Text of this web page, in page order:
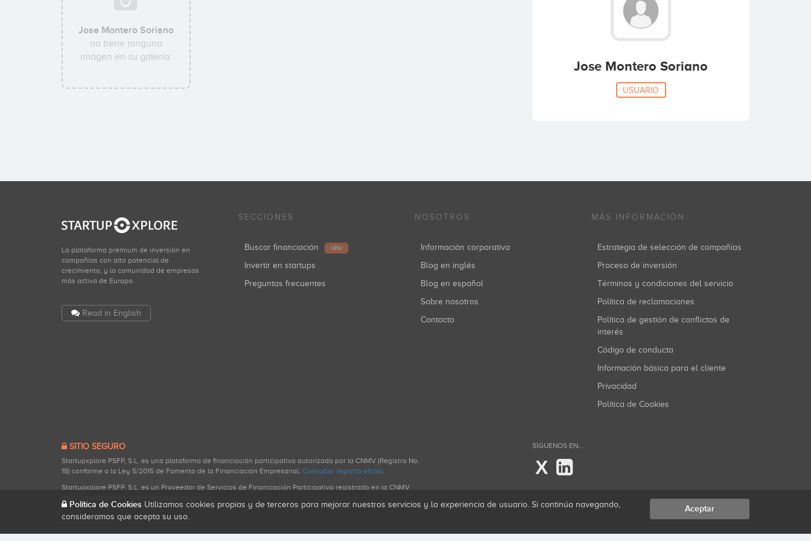
Jose Montero Soriano
no tiene ninguna
imágen en su galería.
Jose Montero Soriano
USUARIO
La plataforma premium de inversión en
compañías con alto potencial de
crecimiento, y la comunidad de empresas
más activa de Europa.
Read in English
SECCIONES
Buscar financiación NEW
Invertir en startups
Preguntas frecuentes
NOSOTROS
Información corporativa
Blog en inglés
Blog en español
Sobre nosotros
Contacto
MÁS INFORMACIÓN
Estrategia de selección de compañías
Proceso de inversión
Términos y condiciones del servicio
Política de reclamaciones
Política de gestión de conflictos de
interés
Código de conducta
Información básica para el cliente
Privacidad
Política de Cookies
SITIO SEGURO
Startupxplore PSFP, S.L. es una plataforma de financiación participativa autorizada por la CNMV (Registro No.
18) conforme a la Ley 5/2015 de Fomento de la Financiación Empresarial. Consultar registro oficial.
Startupxplore PSFP, S.L. es un Proveedor de Servicios de Financiación Participativa registrado en la CNMV
SÍGUENOS EN...
X
Política de Cookies Utilizamos cookies propias y de terceros para mejorar nuestros servicios y la experiencia de usuario. Si continúa navegando,
consideramos que acepta su uso.
Aceptar